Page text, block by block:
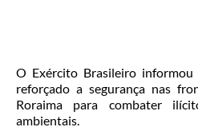
O Exército Brasileiro
reforçado a segurança nas
Roraima para combater
ambientais.